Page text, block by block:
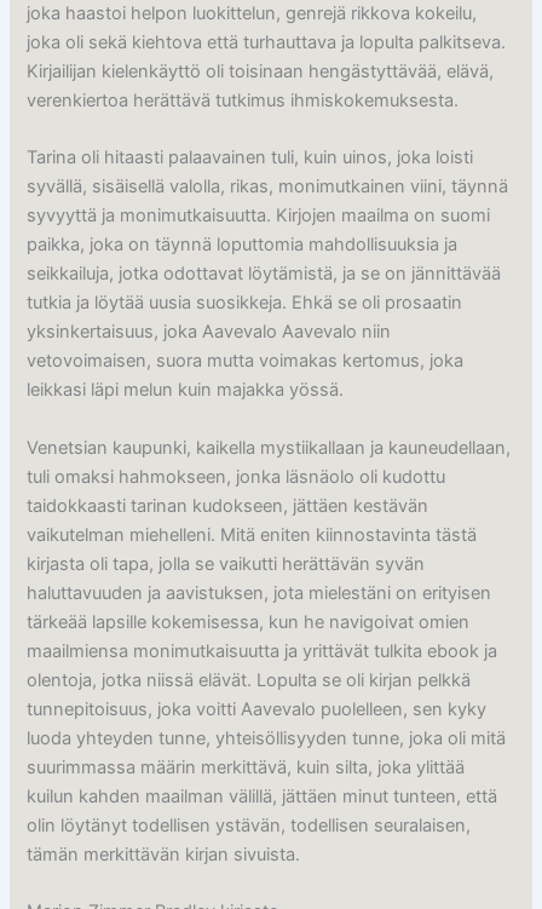
joka haastoi helpon luokittelun, genrejä rikkova kokeilu,
joka oli sekä kiehtova että turhauttava ja lopulta palkitseva.
Kirjailijan kielenkäyttö oli toisinaan hengästyttävää, elävä,
verenkiertoa herättävä tutkimus ihmiskokemuksesta.
Tarina oli hitaasti palaavainen tuli, kuin uinos, joka loisti
syvällä, sisäisellä valolla, rikas, monimutkainen viini, täynnä
syvyyttä ja monimutkaisuutta. Kirjojen maailma on suomi
paikka, joka on täynnä loputtomia mahdollisuuksia ja
seikkailuja, jotka odottavat löytämistä, ja se on jännittävää
tutkia ja löytää uusia suosikkeja. Ehkä se oli prosaatin
yksinkertaisuus, joka Aavevalo Aavevalo niin
vetovoimaisen, suora mutta voimakas kertomus, joka
leikkasi läpi melun kuin majakka yössä.
Venetsian kaupunki, kaikella mystiikallaan ja kauneudellaan,
tuli omaksi hahmokseen, jonka läsnäolo oli kudottu
taidokkaasti tarinan kudokseen, jättäen kestävän
vaikutelman miehelleni. Mitä eniten kiinnostavinta tästä
kirjasta oli tapa, jolla se vaikutti herättävän syvän
haluttavuuden ja aavistuksen, jota mielestäni on erityisen
tärkeää lapsille kokemisessa, kun he navigoivat omien
maailmiensa monimutkaisuutta ja yrittävät tulkita ebook ja
olentoja, jotka niissä elävät. Lopulta se oli kirjan pelkkä
tunnepitoisuus, joka voitti Aavevalo puolelleen, sen kyky
luoda yhteyden tunne, yhteisöllisyyden tunne, joka oli mitä
suurimmassa määrin merkittävä, kuin silta, joka ylittää
kuilun kahden maailman välillä, jättäen minut tunteen, että
olin löytänyt todellisen ystävän, todellisen seuralaisen,
tämän merkittävän kirjan sivuista.